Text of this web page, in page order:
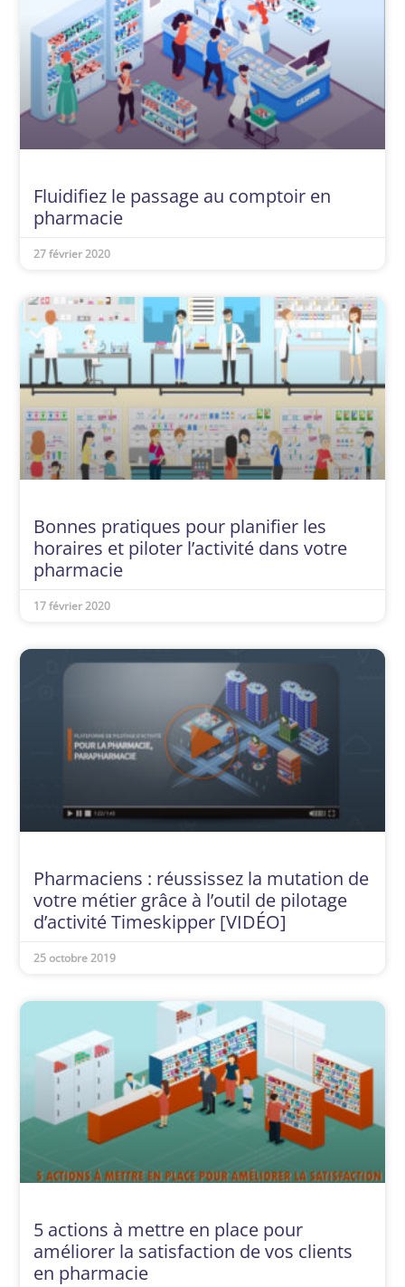
Fluidifiez le passage au comptoir en
pharmacie
27 février 2020
Bonnes pratiques pour planifier les
horaires et piloter l’activité dans votre
pharmacie
17 février 2020
Pharmaciens : réussissez la mutation de
votre métier grâce à l’outil de pilotage
d’activité Timeskipper [VIDÉO]
25 octobre 2019
5 actions à mettre en place pour
améliorer la satisfaction de vos clients
en pharmacie